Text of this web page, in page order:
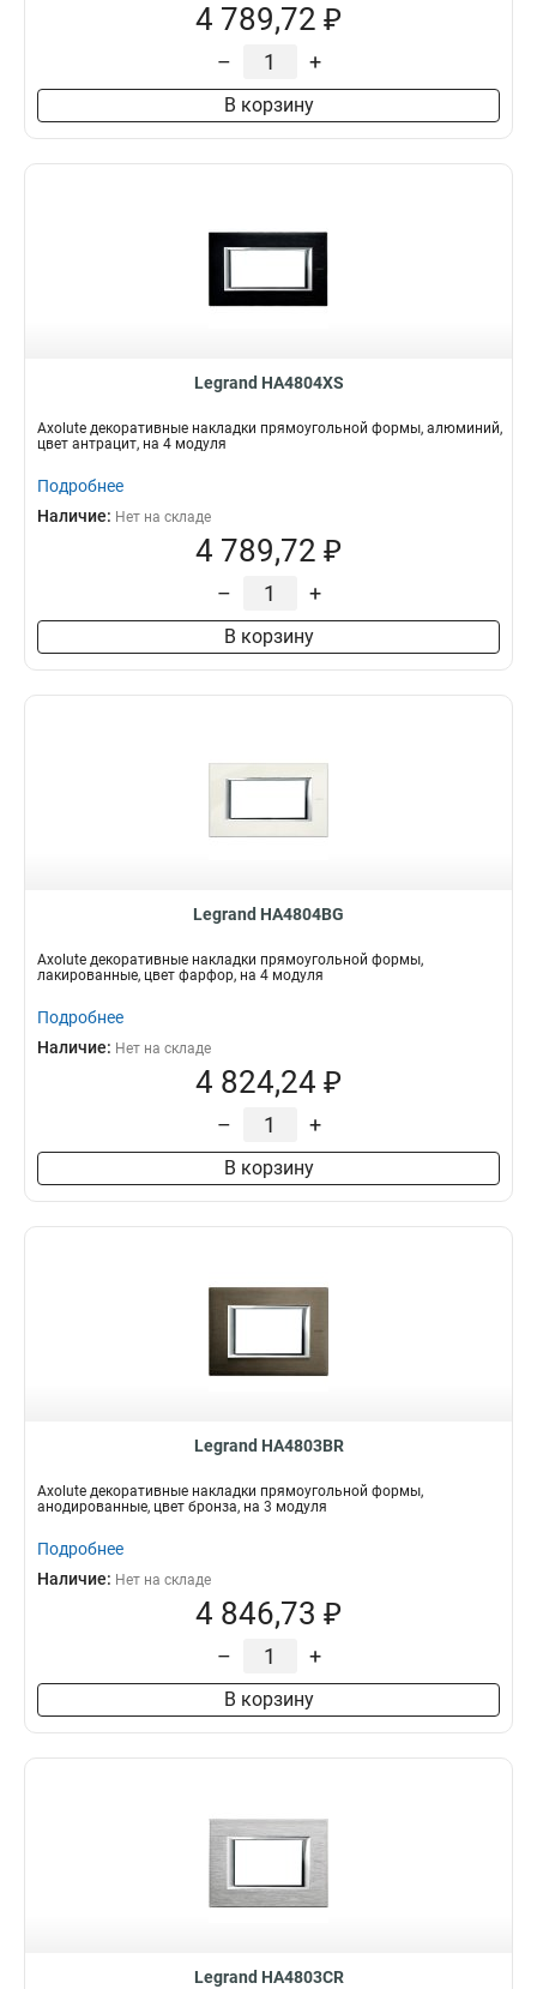
4 789,72 ₽
– +
В корзину
Legrand HA4804XS
Axolute декоративные накладки прямоугольной формы, алюминий,
цвет антрацит, на 4 модуля
Подробнее
Наличие: Нет на складе
4 789,72 ₽
– +
В корзину
Legrand HA4804BG
Axolute декоративные накладки прямоугольной формы,
лакированные, цвет фарфор, на 4 модуля
Подробнее
Наличие: Нет на складе
4 824,24 ₽
– +
В корзину
Legrand HA4803BR
Axolute декоративные накладки прямоугольной формы,
анодированные, цвет бронза, на 3 модуля
Подробнее
Наличие: Нет на складе
4 846,73 ₽
– +
В корзину
Legrand HA4803CR